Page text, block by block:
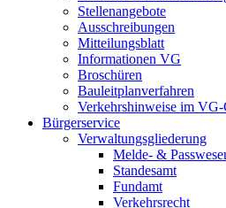
Stellenangebote
Ausschreibungen
Mitteilungsblatt
Informationen VG
Broschüren
Bauleitplanverfahren
Verkehrshinweise im VG-
Bürgerservice
Verwaltungsgliederung
Melde- &
Standesamt
Fundamt
Verkehrsrecht